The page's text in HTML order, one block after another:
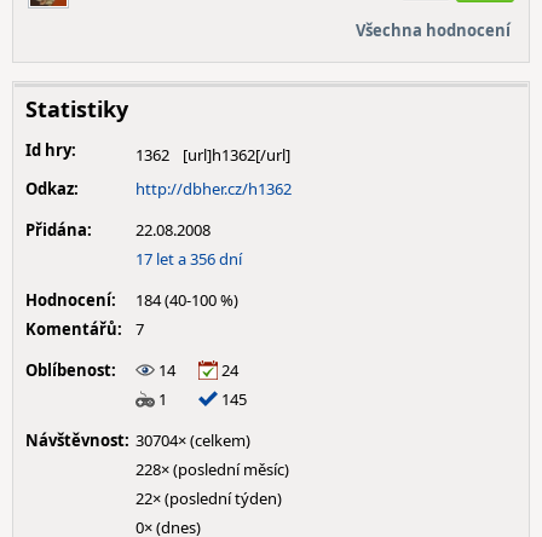
Všechna hodnocení
Statistiky
Id hry:
1362
Odkaz:
http://dbher.cz/h1362
Přidána:
22.08.2008
17 let a 356 dní
Hodnocení:
184 (40-100 %)
Komentářů:
7
Oblíbenost:
14
24
1
145
Návštěvnost: 30704× (celkem)
228× (poslední měsíc)
22× (poslední týden)
0× (dnes)